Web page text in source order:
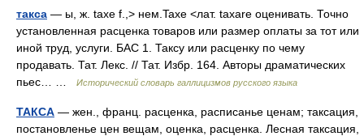
такса — ы, ж. taxe f.,> нем.Taxe <лат. taxare оценивать. Точно
установленная расценка товаров или размер оплаты за тот или
иной труд, услуги. БАС 1. Таксу или расценку по чему
продавать. Тат. Лекс. // Тат. Избр. 164. Авторы драматических
пьес… …
Исторический словарь галлицизмов русского языка
ТАКСА — жен., франц. расценка, расписанье ценам; таксация,
постановленье цен вещам, оценка, расценка. Лесная таксация,